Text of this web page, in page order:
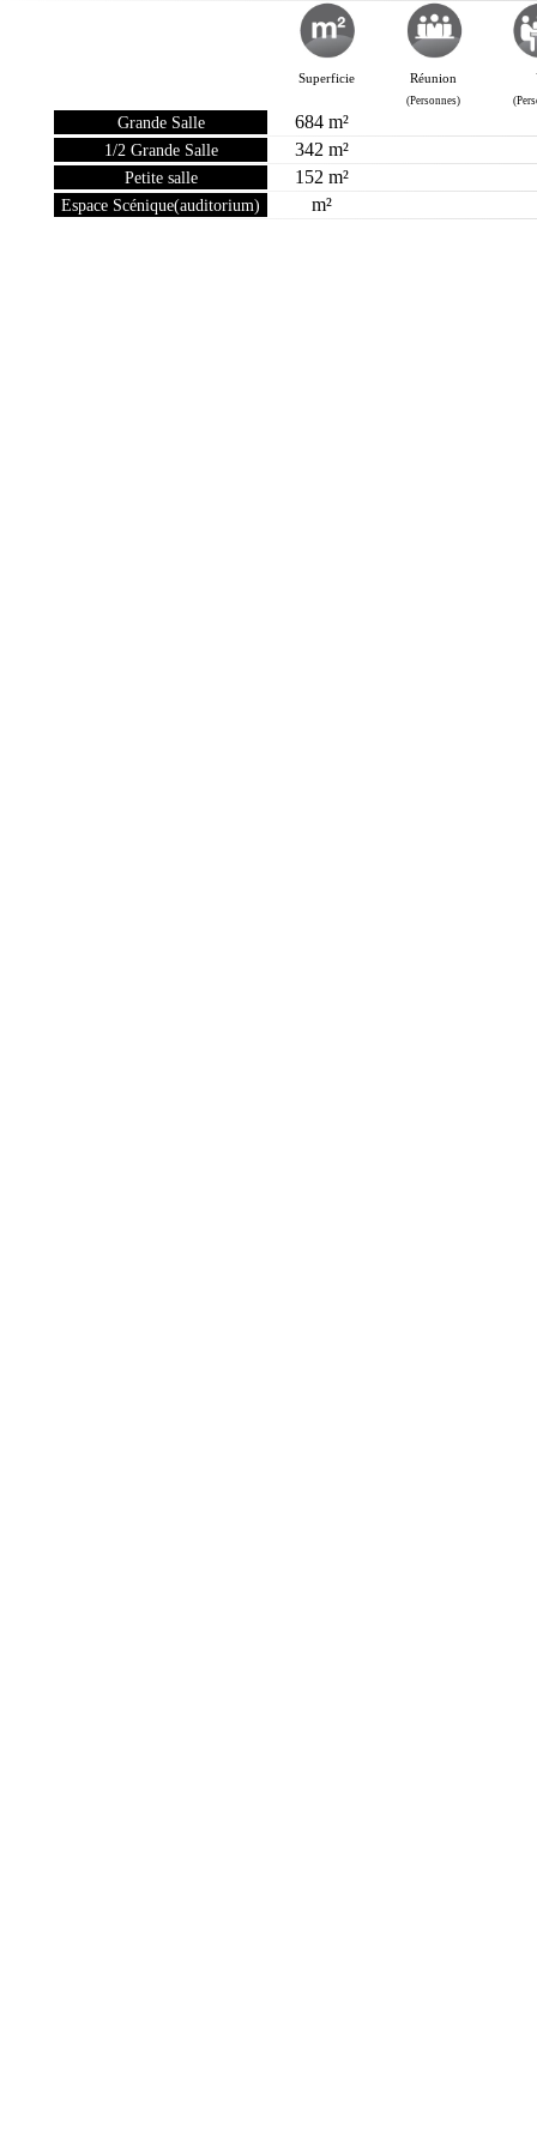
Superficie Réunion
(Personnes)
Grande Salle 684 m²
1/2 Grande Salle 342 m²
Petite salle 152 m²
Espace Scénique(auditorium) m²